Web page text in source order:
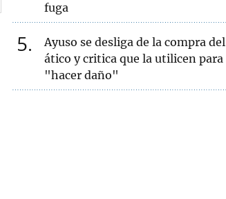
fuga
5
Ayuso se desliga de la compra del
ático y critica que la utilicen para
"hacer daño"